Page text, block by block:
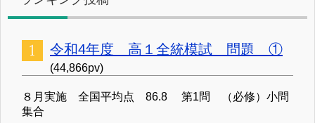
令和4年度 高１全統模試 問題 ①
(44,866pv)
８月実施 全国平均点 86.8 第1問 （必修）小問
集合